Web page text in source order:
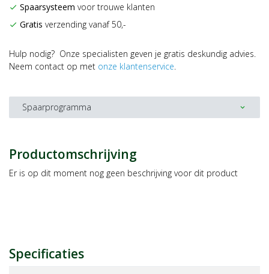
check Spaarsysteem voor trouwe klanten
check Gratis verzending vanaf 50,-
Hulp nodig? Onze specialisten geven je gratis deskundig advies.
Neem contact op met onze klantenservice.
Spaarprogramma expand_more
Productomschrijving
Er is op dit moment nog geen beschrijving voor dit product
Specificaties